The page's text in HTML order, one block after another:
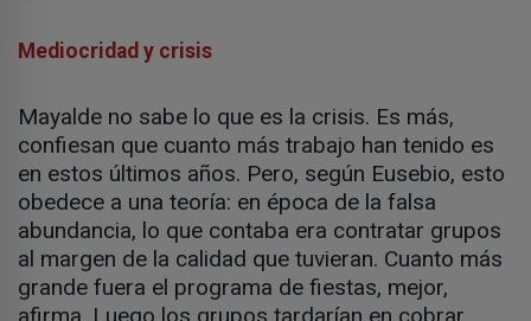
Mediocridad y crisis
Mayalde no sabe lo que es la crisis. Es más,
confiesan que cuanto más trabajo han tenido es
en estos últimos años. Pero, según Eusebio, esto
obedece a una teoría: en época de la falsa
abundancia, lo que contaba era contratar grupos
al margen de la calidad que tuvieran. Cuanto más
grande fuera el programa de fiestas, mejor,